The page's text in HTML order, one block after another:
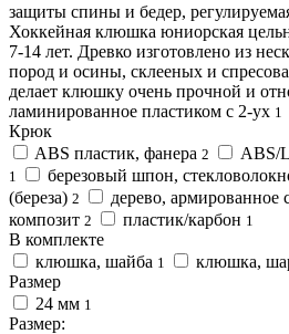
защиты спины и бедер,
Хоккейная клюшка юниорская
7-14 лет. Древко изготовлено из
пород и осины, склееных и
делает клюшку очень прочной и
ламинированное пластиком с 2-ух 1
Крюк
ABS пластик, фанера 2 ABS/
1 березовый шпон,
(береза) 2 дерево, армированное
композит 2 пластик/карбон 1
В комплекте
клюшка, шайба 1 клюшка,
Размер
24 мм 1
Размер: